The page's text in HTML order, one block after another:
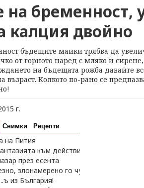
на бременност,
калция двойно
бъдещите майки трябва да
от горното наред с мляко и
на бъдещата рожба давайте
Колкото по-рано се
г.
Снимки Рецепти
на Пития
към действителността"
през есента
злонамерено го чумосват
из България!